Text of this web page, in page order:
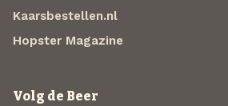
Kaarsbestellen.nl
Hopster Magazine
Volg de Beer